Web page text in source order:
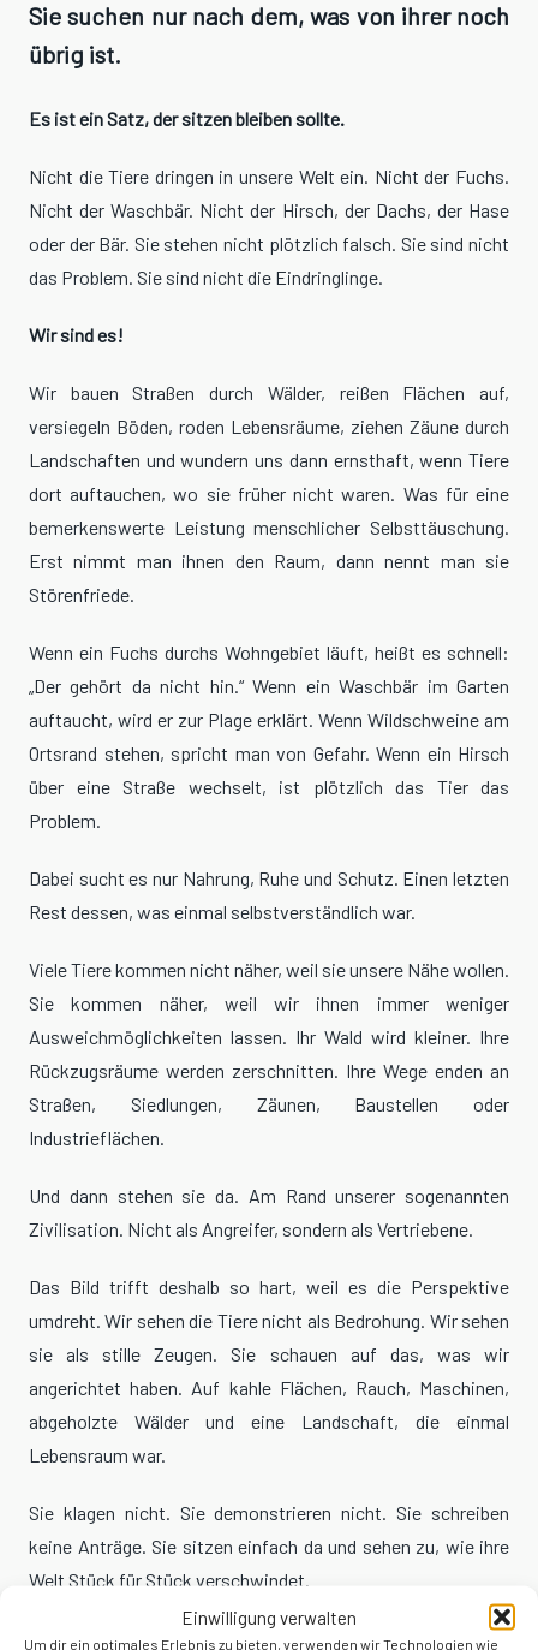
Einwilligung verwalten
Um dir ein optimales Erlebnis zu bieten, verwenden wir Technologien wie
Sie suchen nur nach dem, was von ihrer noch
übrig ist.
Es ist ein Satz, der sitzen bleiben sollte.
Nicht die Tiere dringen in unsere Welt ein. Nicht der Fuchs.
Nicht der Waschbär. Nicht der Hirsch, der Dachs, der Hase
oder der Bär. Sie stehen nicht plötzlich falsch. Sie sind nicht
das Problem. Sie sind nicht die Eindringlinge.
Wir sind es!
Wir bauen Straßen durch Wälder, reißen Flächen auf,
versiegeln Böden, roden Lebensräume, ziehen Zäune durch
Landschaften und wundern uns dann ernsthaft, wenn Tiere
dort auftauchen, wo sie früher nicht waren. Was für eine
bemerkenswerte Leistung menschlicher Selbsttäuschung.
Erst nimmt man ihnen den Raum, dann nennt man sie
Störenfriede.
Wenn ein Fuchs durchs Wohngebiet läuft, heißt es schnell:
„Der gehört da nicht hin.“ Wenn ein Waschbär im Garten
auftaucht, wird er zur Plage erklärt. Wenn Wildschweine am
Ortsrand stehen, spricht man von Gefahr. Wenn ein Hirsch
über eine Straße wechselt, ist plötzlich das Tier das
Problem.
Dabei sucht es nur Nahrung, Ruhe und Schutz. Einen letzten
Rest dessen, was einmal selbstverständlich war.
Viele Tiere kommen nicht näher, weil sie unsere Nähe wollen.
Sie kommen näher, weil wir ihnen immer weniger
Ausweichmöglichkeiten lassen. Ihr Wald wird kleiner. Ihre
Rückzugsräume werden zerschnitten. Ihre Wege enden an
Straßen, Siedlungen, Zäunen, Baustellen oder
Industrieflächen.
Und dann stehen sie da. Am Rand unserer sogenannten
Zivilisation. Nicht als Angreifer, sondern als Vertriebene.
Das Bild trifft deshalb so hart, weil es die Perspektive
umdreht. Wir sehen die Tiere nicht als Bedrohung. Wir sehen
sie als stille Zeugen. Sie schauen auf das, was wir
angerichtet haben. Auf kahle Flächen, Rauch, Maschinen,
abgeholzte Wälder und eine Landschaft, die einmal
Lebensraum war.
Sie klagen nicht. Sie demonstrieren nicht. Sie schreiben
keine Anträge. Sie sitzen einfach da und sehen zu, wie ihre
Welt Stück für Stück verschwindet.
Vielleicht ist genau das der Punkt, der uns unangenehm